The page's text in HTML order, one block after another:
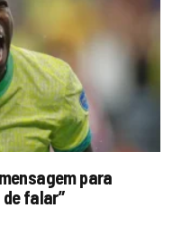
para
falar”